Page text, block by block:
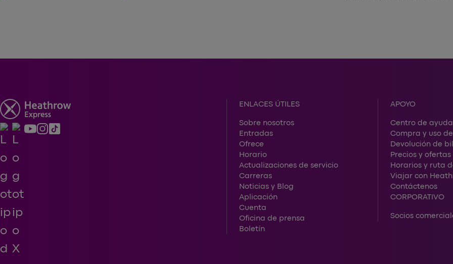
ENLACES ÚTILES
Sobre nosotros
Entradas
Ofrece
Horario
Actualizaciones de servicio
Carreras
Noticias y Blog
Aplicación
Cuenta
Oficina de prensa
Boletín
APOYO
Centro de ayuda
Compra y uso
Devolución de
Precios y
Horarios y ruta
Viajar con
Contáctenos
CORPORATIVO
Socios